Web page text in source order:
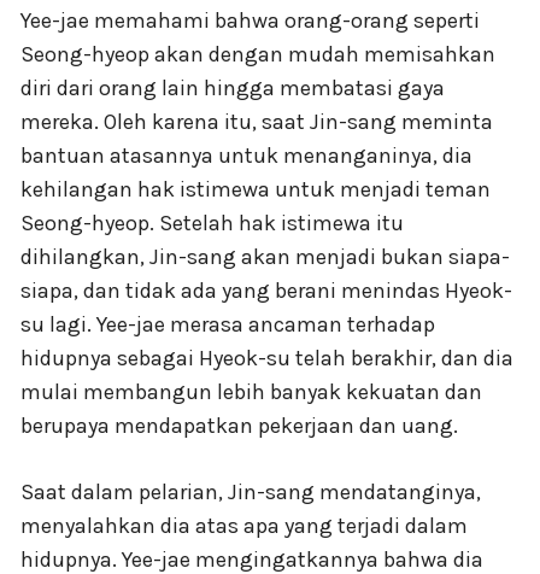
Yee-jae memahami bahwa orang-orang seperti
Seong-hyeop akan dengan mudah memisahkan
diri dari orang lain hingga membatasi gaya
mereka. Oleh karena itu, saat Jin-sang meminta
bantuan atasannya untuk menanganinya, dia
kehilangan hak istimewa untuk menjadi teman
Seong-hyeop. Setelah hak istimewa itu
dihilangkan, Jin-sang akan menjadi bukan siapa-
siapa, dan tidak ada yang berani menindas Hyeok-
su lagi. Yee-jae merasa ancaman terhadap
hidupnya sebagai Hyeok-su telah berakhir, dan dia
mulai membangun lebih banyak kekuatan dan
berupaya mendapatkan pekerjaan dan uang.
Saat dalam pelarian, Jin-sang mendatanginya,
menyalahkan dia atas apa yang terjadi dalam
hidupnya. Yee-jae mengingatkannya bahwa dia